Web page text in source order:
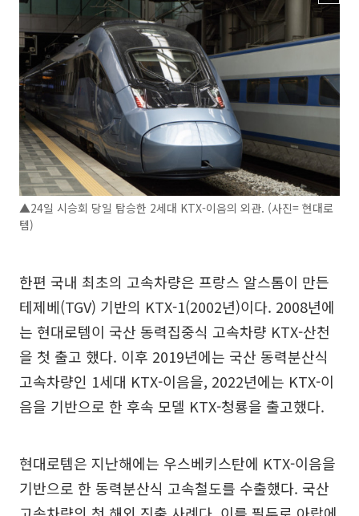
▲24일 시승회 당일 탑승한 2세대 KTX-이음의 외관. (사진= 현대로
템)
한편 국내 최초의 고속차량은 프랑스 알스톰이 만든
테제베(TGV) 기반의 KTX-1(2002년)이다. 2008년에
는 현대로템이 국산 동력집중식 고속차량 KTX-산천
을 첫 출고 했다. 이후 2019년에는 국산 동력분산식
고속차량인 1세대 KTX-이음을, 2022년에는 KTX-이
음을 기반으로 한 후속 모델 KTX-청룡을 출고했다.
현대로템은 지난해에는 우스베키스탄에 KTX-이음을
기반으로 한 동력분산식 고속철도를 수출했다. 국산